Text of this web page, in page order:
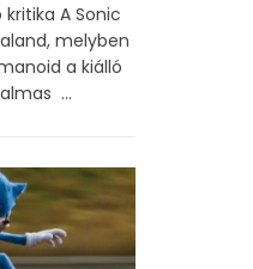
A Sonic
melyben
a kiálló
...